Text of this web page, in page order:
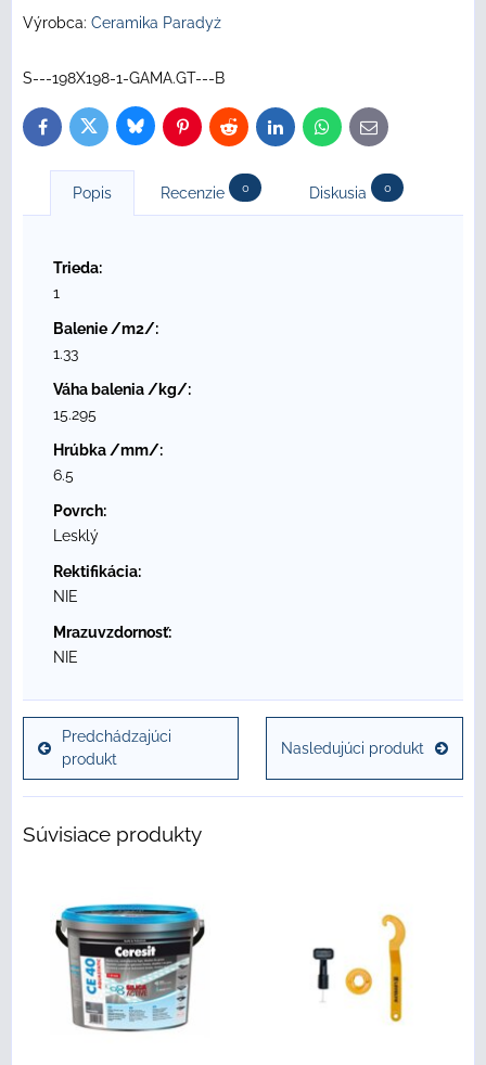
Výrobca: Ceramika Paradyż
S---198X198-1-GAMA.GT---B
FacebookTwitterBlueskyPinterestReddit LinkedInWhatsApp
E-
mail
Popis Recenzie 0 Diskusia 0
Trieda:
1
Balenie /m2/:
1.33
Váha balenia /kg/:
15.295
Hrúbka /mm/:
6.5
Povrch:
Lesklý
Rektifikácia:
NIE
Mrazuvzdornosť:
NIE
Predchádzajúci
produkt
Nasledujúci produkt
Súvisiace produkty